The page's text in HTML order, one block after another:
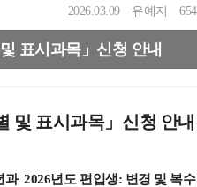
2026.03.09 유예지 654
표시과목」신청 안내
및 표시과목」 신청 안내
과 2026년도 편입생: 변경 및 복수